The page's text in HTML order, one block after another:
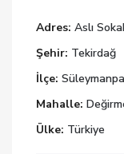
Adres: Aslı
Şehir: Tekirdağ
İlçe:
Mahalle:
Ülke: Türkiye